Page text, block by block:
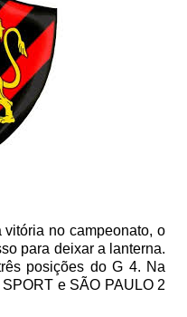
no campeonato, o
para deixar a lanterna.
posições do G 4. Na
e SÃO PAULO 2